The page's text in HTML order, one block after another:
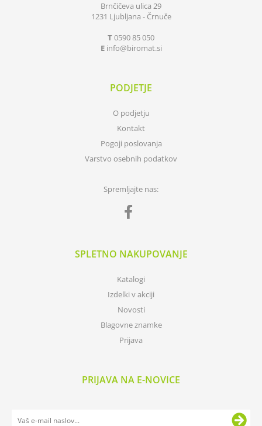
Brnčičeva ulica 29
1231 Ljubljana - Črnuče
T0590 85 050
E info biromat.si
PODJETJE
O podjetju
Kontakt
Pogoji poslovanja
Varstvo osebnih podatkov
Spremljajte nas:
SPLETNO NAKUPOVANJE
Katalogi
Izdelki v akciji
Novosti
Blagovne znamke
Prijava
PRIJAVA NA E-NOVICE